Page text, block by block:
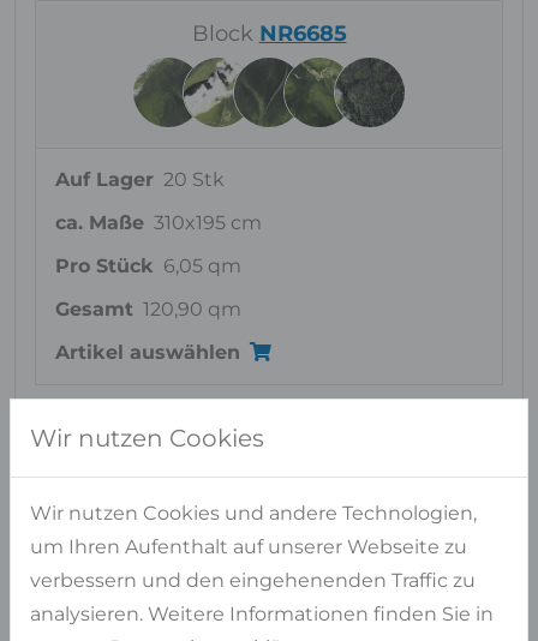
Block NR6685
Auf Lager 20 Stk
ca. Maße 310x195 cm
Pro Stück 6,05 qm
Gesamt 120,90 qm
Artikel auswählen
Haben Sie Fragen?
WIR BERATEN SIE GERNE PERSÖNLICH
Kontaktformular
Wir nutzen Cookies
Wir nutzen Cookies und andere Technologien,
um Ihren Aufenthalt auf unserer Webseite zu
verbessern und den eingehenenden Traffic zu
analysieren. Weitere Informationen finden Sie in